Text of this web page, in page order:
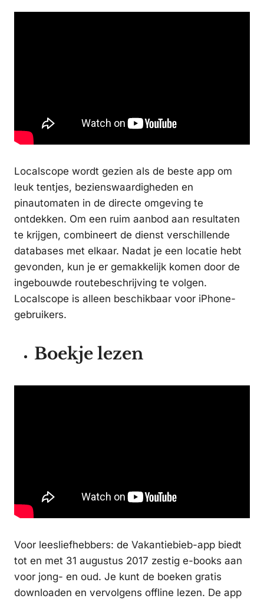
Localscope wordt gezien als de beste app om
leuk tentjes, bezienswaardigheden en
pinautomaten in de directe omgeving te
ontdekken. Om een ruim aanbod aan resultaten
te krijgen, combineert de dienst verschillende
databases met elkaar. Nadat je een locatie hebt
gevonden, kun je er gemakkelijk komen door de
ingebouwde routebeschrijving te volgen.
Localscope is alleen beschikbaar voor iPhone-
gebruikers.
Boekje lezen
Voor leesliefhebbers: de Vakantiebieb-app biedt
tot en met 31 augustus 2017 zestig e-books aan
voor jong- en oud. Je kunt de boeken gratis
downloaden en vervolgens offline lezen. De app